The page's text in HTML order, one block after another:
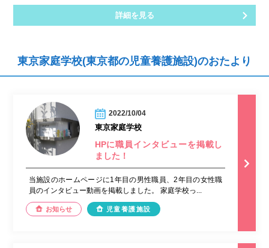
詳細を見る
東京家庭学校(東京都の児童養護施設)のおたより
2022/10/04
東京家庭学校
HPに職員インタビューを掲載し
ました！
当施設のホームページに1年目の男性職員、2年目の女性職
員のインタビュー動画を掲載しました。 家庭学校っ...
お知らせ 児童養護施設